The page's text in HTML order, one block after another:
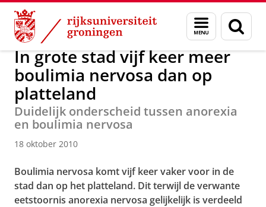
Skip
Content
Skip
Navigation
Menu
en
zoeken
Over ons Actueel Nieuws Nieuwsberichten
In grote stad vijf keer meer
boulimia nervosa dan op
platteland
Duidelijk onderscheid tussen anorexia
en boulimia nervosa
18 oktober 2010
Boulimia nervosa komt vijf keer vaker voor in de
stad dan op het platteland. Dit terwijl de verwante
eetstoornis anorexia nervosa gelijkelijk is verdeeld